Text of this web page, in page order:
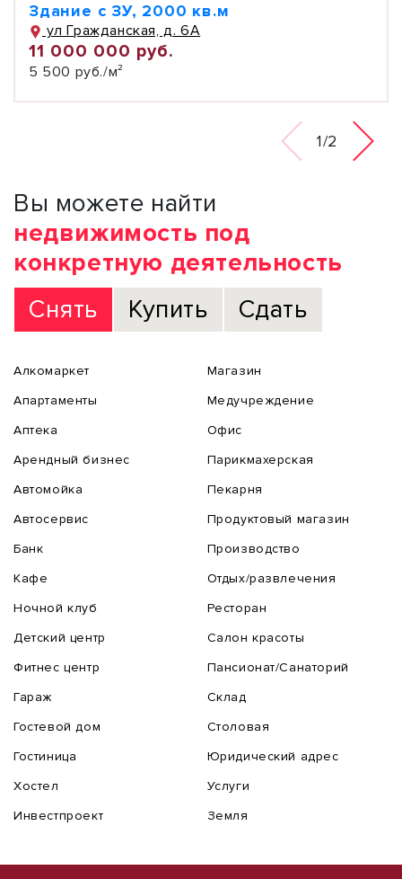
Здание с ЗУ, 2000 кв.м
ул Гражданская, д. 6А
11 000 000 руб.
5 500 руб./м²
1/2
Вы можете найти
недвижимость под
конкретную деятельность
Снять
Купить Сдать
Алкомаркет
Апартаменты
Аптека
Арендный бизнес
Автомойка
Автосервис
Банк
Кафе
Ночной клуб
Детский центр
Фитнес центр
Гараж
Гостевой дом
Гостиница
Хостел
Инвестпроект
Магазин
Медучреждение
Офис
Парикмахерская
Пекарня
Продуктовый магазин
Производство
Отдых/развлечения
Ресторан
Салон красоты
Пансионат/Санаторий
Склад
Столовая
Юридический адрес
Услуги
Земля